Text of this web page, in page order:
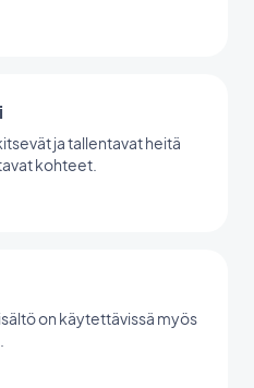
ja tallentavat heitä
kohteet.
on käytettävissä myös